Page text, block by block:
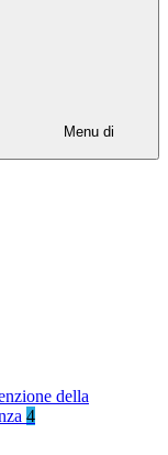
Menu di
della
4